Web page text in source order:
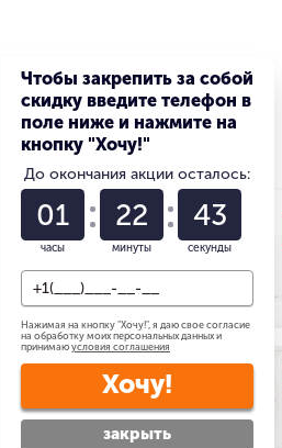
ВНУТРИ
Чтобы закрепить за собой
скидку введите телефон в
поле ниже и нажмите на
кнопку "Хочу!"
До окончания акции осталось:
01
часы
22
минуты
42
секунды
Нажимая на кнопку "Хочу!", я даю свое согласие
на обработку моих персональных данных и
принимаю условия соглашения
Хочу!
закрыть